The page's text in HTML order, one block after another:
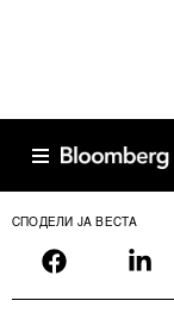
СПОДЕЛИ ЈА ВЕСТА